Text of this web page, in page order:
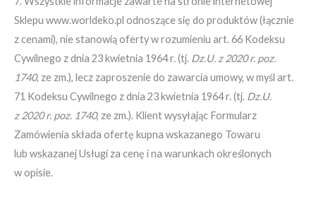
Sklepu www.worldeko.pl odnoszące się do produktów (łącznie
z cenami), nie stanowią oferty w rozumieniu art. 66 Kodeksu
Cywilnego z dnia 23 kwietnia 1964 r. (tj. Dz.U. z 2020 r. poz.
1740, ze zm.), lecz zaproszenie do zawarcia umowy, w myśl art.
71 Kodeksu Cywilnego z dnia 23 kwietnia 1964 r. (tj. Dz.U.
z 2020 r. poz. 1740, ze zm.). Klient wysyłając Formularz
Zamówienia składa ofertę kupna wskazanego Towaru
lub wskazanej Usługi za cenę i na warunkach określonych
w opisie.